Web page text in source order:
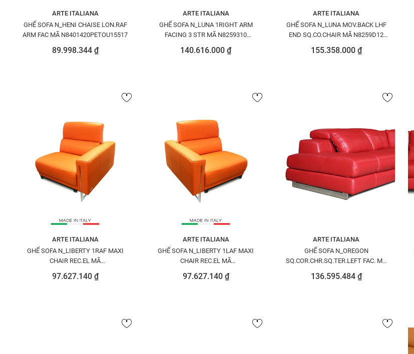
ARTE ITALIANA
GHẾ SOFA N_HENI CHAISE LON.RAF
ARM FAC MÃ N8401420PETOU15517
89.998.344 ₫
ARTE ITALIANA
GHẾ SOFA N_LUNA 1RIGHT ARM
FACING 3 STR MÃ N8259310
140.616.000 ₫
ARTE ITALIANA
GHẾ SOFA N_LUNA MOV.BACK LHF
END SQ.CO.CHAIR MÃ N8259D12
155.358.000 ₫
ARTE ITALIANA
GHẾ SOFA N_LIBERTY 1RAF MAXI
CHAIR REC.EL MÃ
97.627.140 ₫
ARTE ITALIANA
GHẾ SOFA N_LIBERTY 1LAF MAXI
CHAIR REC.EL MÃ
97.627.140 ₫
ARTE ITALIANA
GHẾ SOFA N_OREGON
SQ.COR.CHR.SQ.TER.LEFT FAC. MÃ
136.595.484 ₫